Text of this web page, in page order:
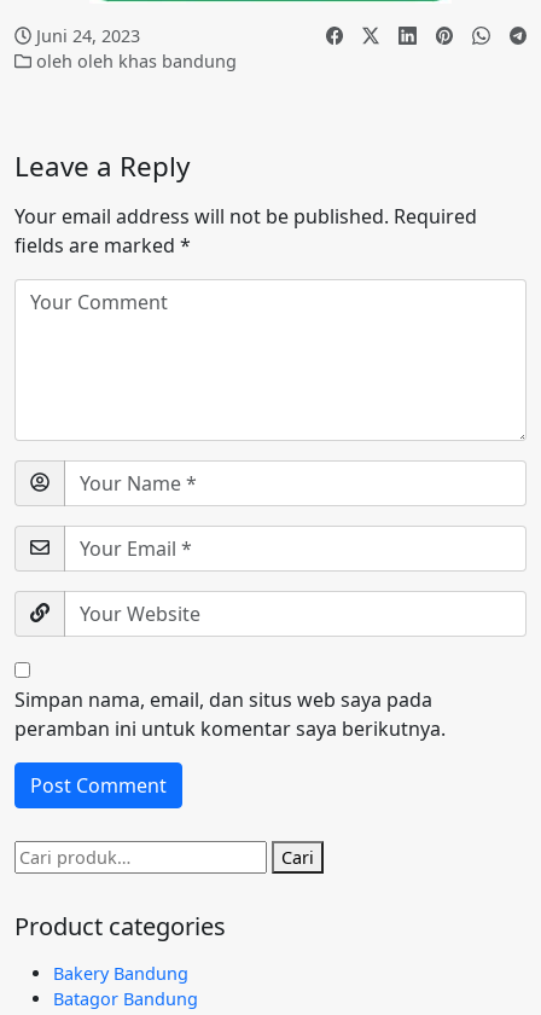
Juni 24, 2023
oleh oleh khas bandung
Leave a Reply
Your email address will not be published. Required
fields are marked *
Simpan nama, email, dan situs web saya pada
peramban ini untuk komentar saya berikutnya.
Pencarian
untuk:
Cari
Product categories
Bakery Bandung
Batagor Bandung